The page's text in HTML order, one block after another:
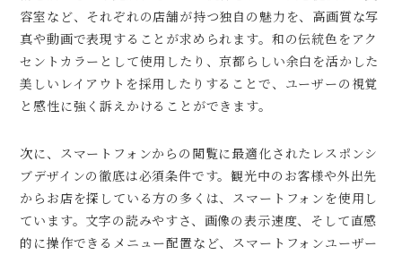
容室など、それぞれの店舗が持つ独自の魅力を、高画質な写
真や動画で表現することが求められます。和の伝統色をアク
セントカラーとして使用したり、京都らしい余白を活かした
美しいレイアウトを採用したりすることで、ユーザーの視覚
と感性に強く訴えかけることができます。
次に、スマートフォンからの閲覧に最適化されたレスポンシ
ブデザインの徹底は必須条件です。観光中のお客様や外出先
からお店を探している方の多くは、スマートフォンを使用し
ています。文字の読みやすさ、画像の表示速度、そして直感
的に操作できるメニュー配置など、スマートフォンユーザー